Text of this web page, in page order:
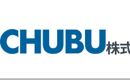
株